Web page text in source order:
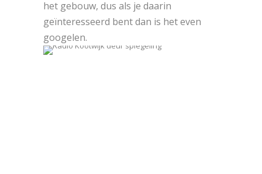
het gebouw, dus als je daarin
geïnteresseerd bent dan is het even
googelen.